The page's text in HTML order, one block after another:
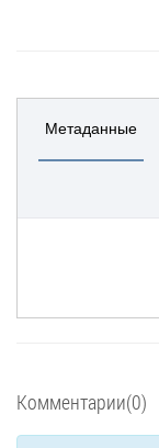
Метаданные
Комментарии(0)